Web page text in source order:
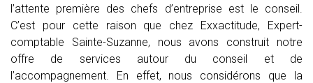
l’attente première des chefs d’entreprise est le conseil.
C’est pour cette raison que chez Exxactitude, Expert-
comptable Sainte-Suzanne, nous avons construit notre
offre de services autour du conseil et de
l’accompagnement. En effet, nous considérons que la